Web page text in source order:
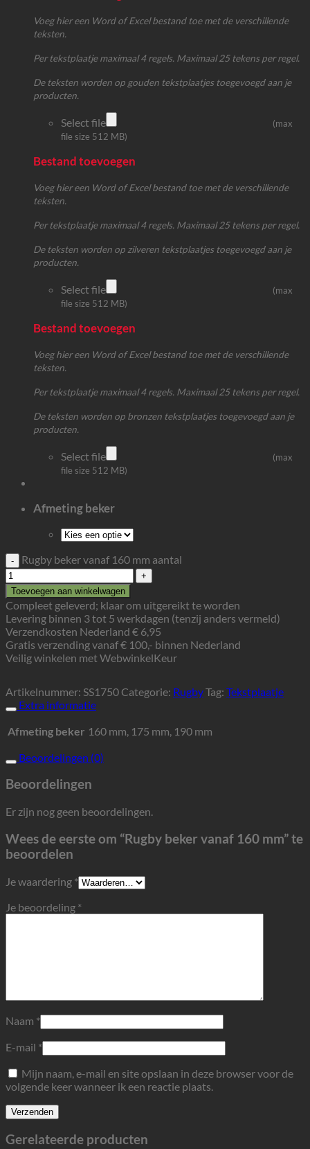
Voeg hier een Word of Excel bestand toe met de verschillende
teksten.
Per tekstplaatje maximaal 4 regels. Maximaal 25 tekens per regel.
De teksten worden op gouden tekstplaatjes toegevoegd aan je
producten.
Select file
(max
file size 512 MB)
Bestand toevoegen
Voeg hier een Word of Excel bestand toe met de verschillende
teksten.
Per tekstplaatje maximaal 4 regels. Maximaal 25 tekens per regel.
De teksten worden op zilveren tekstplaatjes toegevoegd aan je
producten.
Select file
(max
file size 512 MB)
Bestand toevoegen
Voeg hier een Word of Excel bestand toe met de verschillende
teksten.
Per tekstplaatje maximaal 4 regels. Maximaal 25 tekens per regel.
De teksten worden op bronzen tekstplaatjes toegevoegd aan je
producten.
Select file
(max
file size 512 MB)
Afmeting beker
Rugby beker vanaf 160 mm aantal
Toevoegen aan winkelwagen
Compleet geleverd; klaar om uitgereikt te worden
Levering binnen 3 tot 5 werkdagen (tenzij anders vermeld)
Verzendkosten Nederland € 6,95
Gratis verzending vanaf € 100,- binnen Nederland
Veilig winkelen met WebwinkelKeur
Artikelnummer: SS1750 Categorie: RugbyTag: Tekstplaatje
Extra informatie
Afmeting beker 160 mm, 175 mm, 190 mm
Beoordelingen (0)
Beoordelingen
Er zijn nog geen beoordelingen.
Wees de eerste om “Rugby beker vanaf 160 mm” te
beoordelen
Je waardering *
Je beoordeling *
Naam *
E-mail *
Mijn naam, e-mail en site opslaan in deze browser voor de
volgende keer wanneer ik een reactie plaats.
Gerelateerde producten